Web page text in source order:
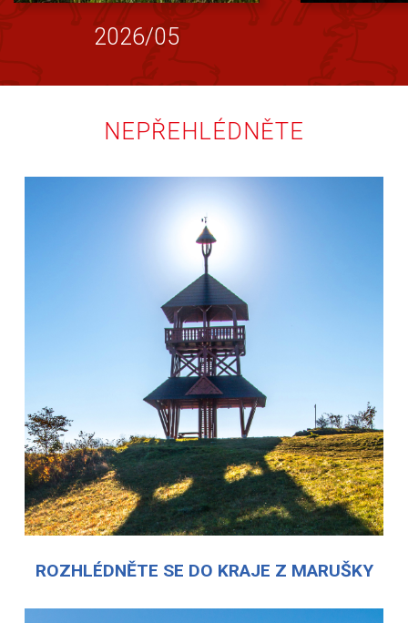
2026/05
NEPŘEHLÉDNĚTE
ROZHLÉDNĚTE SE DO KRAJE Z MARUŠKY